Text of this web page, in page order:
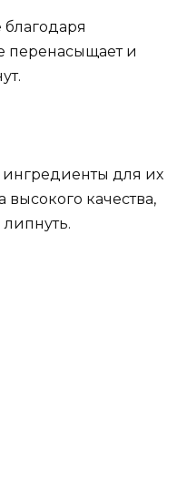
благодаря
перенасыщает и
для их
качества,